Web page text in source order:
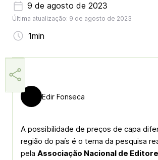
9 de agosto de 2023
Última atualização: 9 de agosto de 2023
1min
Edir Fonseca
A possibilidade de preços de capa
região do país é o tema da pesquisa
pela Associação Nacional de